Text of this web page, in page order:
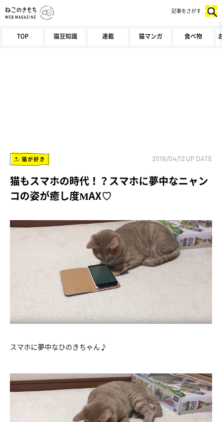
TOP 猫豆知識 連載 猫マンガ 食べ物
記事をさがす
猫が好き 2018/04/12 UP DATE
猫もスマホの時代！？スマホに夢中なニャン
コの姿が癒し度MAX♡
スマホに夢中なひのきちゃん♪